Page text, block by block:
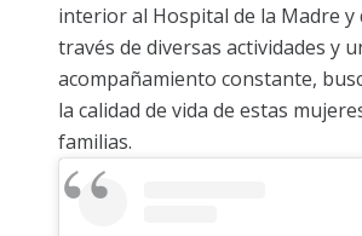
interior al Hospital de la Madre y
través de diversas actividades y
acompañamiento constante,
la calidad de vida de estas
familias.